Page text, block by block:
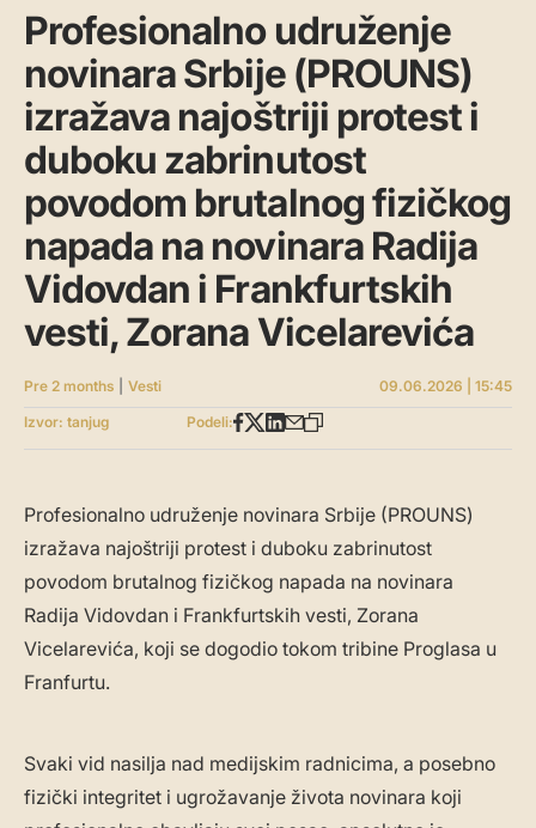
Profesionalno udruženje
novinara Srbije (PROUNS)
izražava najoštriji protest i
duboku zabrinutost
povodom brutalnog fizičkog
napada na novinara Radija
Vidovdan i Frankfurtskih
vesti, Zorana Vicelarevića
Pre 2 months Vesti
09.06.2026 | 15:45
Izvor: tanjug
Podeli:
Profesionalno udruženje novinara Srbije (PROUNS)
izražava najoštriji protest i duboku zabrinutost
povodom brutalnog fizičkog napada na novinara
Radija Vidovdan i Frankfurtskih vesti, Zorana
Vicelarevića, koji se dogodio tokom tribine Proglasa u
Franfurtu.
Svaki vid nasilja nad medijskim radnicima, a posebno
fizički integritet i ugrožavanje života novinara koji